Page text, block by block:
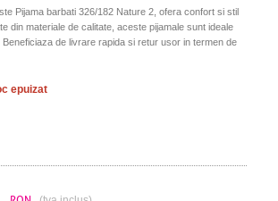
Pijama barbati 326/182 Nature 2, ofera confort si stil
din materiale de calitate, aceste pijamale sunt ideale
de livrare rapida si retur usor in termen de
epuizat